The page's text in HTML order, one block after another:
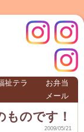
祉テラ
お弁当
メール
インス
クレモ
ものです！
2009/05/21